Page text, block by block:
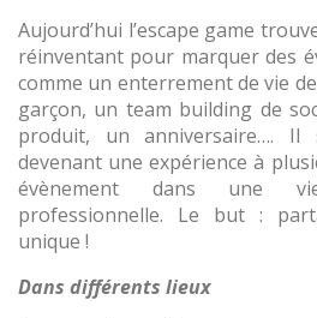
Aujourd’hui l’escape game
réinventant pour marquer des
comme un enterrement de vie
garçon, un team building de
produit, un anniversaire…. Il
devenant une expérience à
évènement dans une
professionnelle. Le but :
unique !
Dans différents lieux